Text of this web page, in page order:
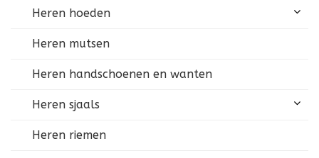
Heren hoeden
Heren mutsen
Heren handschoenen en wanten
Heren sjaals
Heren riemen